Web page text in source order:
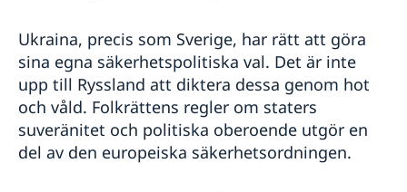
Ukraina, precis som Sverige, har rätt att göra
sina egna säkerhetspolitiska val. Det är inte
upp till Ryssland att diktera dessa genom hot
och våld. Folkrättens regler om staters
suveränitet och politiska oberoende utgör en
del av den europeiska säkerhetsordningen.